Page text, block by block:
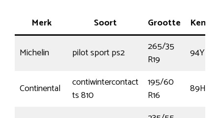
Merk Soort Grootte
Michelin pilot sport ps2
265/35
R19
94Y
Continental
contiwintercontact
ts 810
195/60
R16
89H